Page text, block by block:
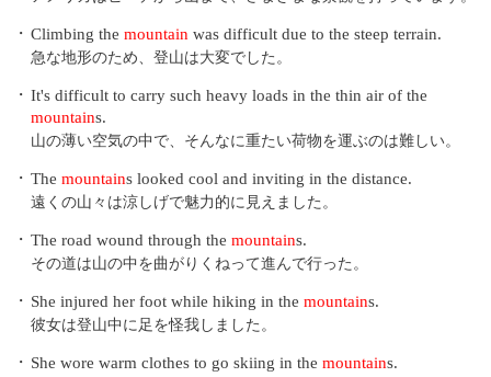
・ Climbing the mountain was difficult due to the steep terrain.
急な地形のため、登山は大変でした。
・ It's difficult to carry such heavy loads in the thin air of the
mountains.
山の薄い空気の中で、そんなに重たい荷物を運ぶのは難しい。
・ The mountains looked cool and inviting in the distance.
遠くの山々は涼しげで魅力的に見えました。
・ The road wound through the mountains.
その道は山の中を曲がりくねって進んで行った。
・ She injured her foot while hiking in the mountains.
彼女は登山中に足を怪我しました。
・ She wore warm clothes to go skiing in the mountains.